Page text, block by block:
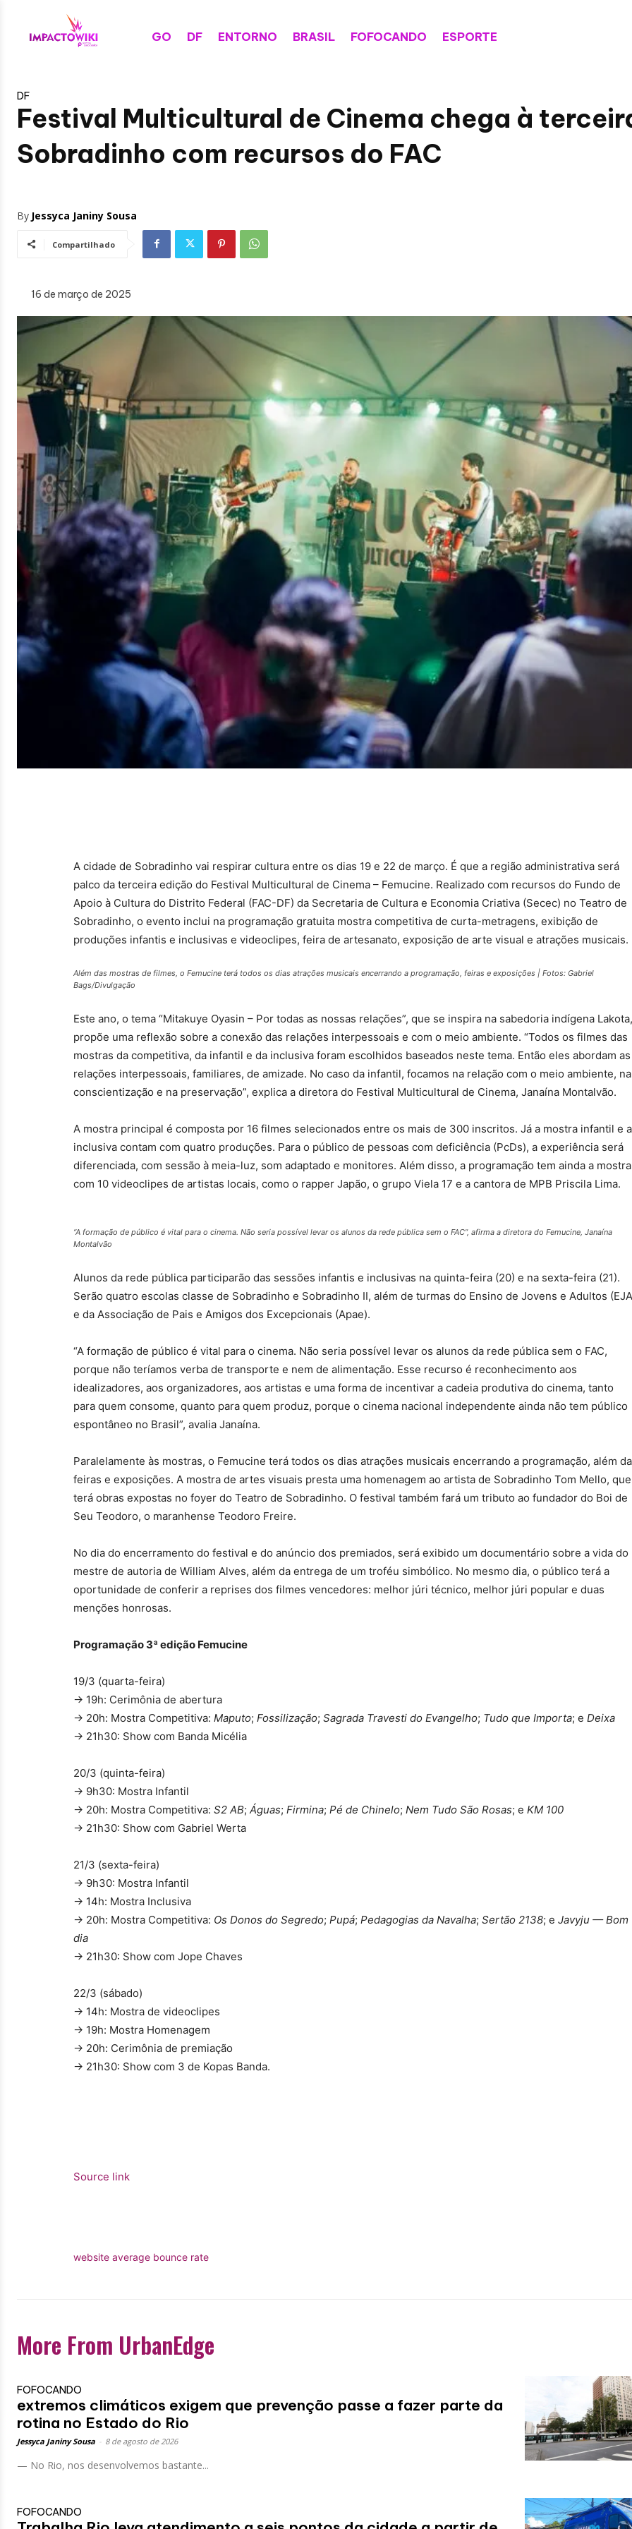
GO DF ENTORNO BRASIL FOFOCANDO ESPORTE
DF
Festival Multicultural de Cinema chega à
Sobradinho com recursos do FAC
By Jessyca Janiny Sousa
Compartilhado
16 de março de 2025
A cidade de Sobradinho vai respirar cultura entre os dias 19 e 22 de março. É que a região administrativa será
palco da terceira edição do Festival Multicultural de Cinema – Femucine. Realizado com recursos do Fundo de
Apoio à Cultura do Distrito Federal (FAC-DF) da Secretaria de Cultura e Economia Criativa (Secec) no Teatro de
Sobradinho, o evento inclui na programação gratuita mostra competitiva de curta-metragens, exibição de
produções infantis e inclusivas e videoclipes, feira de artesanato, exposição de arte visual e atrações musicais.
Além das mostras de filmes, o Femucine terá todos os dias atrações musicais encerrando a programação, feiras e exposições | Fotos: Gabriel
Bags/Divulgação
Este ano, o tema “Mitakuye Oyasin – Por todas as nossas relações”, que se inspira na sabedoria indígena Lakota,
propõe uma reflexão sobre a conexão das relações interpessoais e com o meio ambiente. “Todos os filmes das
mostras da competitiva, da infantil e da inclusiva foram escolhidos baseados neste tema. Então eles abordam as
relações interpessoais, familiares, de amizade. No caso da infantil, focamos na relação com o meio ambiente, na
conscientização e na preservação”, explica a diretora do Festival Multicultural de Cinema, Janaína Montalvão.
A mostra principal é composta por 16 filmes selecionados entre os mais de 300 inscritos. Já a mostra infantil e a
inclusiva contam com quatro produções. Para o público de pessoas com deficiência (PcDs), a experiência será
diferenciada, com sessão à meia-luz, som adaptado e monitores. Além disso, a programação tem ainda a mostra
com 10 videoclipes de artistas locais, como o rapper Japão, o grupo Viela 17 e a cantora de MPB Priscila Lima.
“A formação de público é vital para o cinema. Não seria possível levar os alunos da rede pública sem o FAC”, afirma a diretora do Femucine, Janaína
Montalvão
Alunos da rede pública participarão das sessões infantis e inclusivas na quinta-feira (20) e na sexta-feira (21).
Serão quatro escolas classe de Sobradinho e Sobradinho II, além de turmas do Ensino de Jovens e Adultos
e da Associação de Pais e Amigos dos Excepcionais (Apae).
“A formação de público é vital para o cinema. Não seria possível levar os alunos da rede pública sem o FAC,
porque não teríamos verba de transporte e nem de alimentação. Esse recurso é reconhecimento aos
idealizadores, aos organizadores, aos artistas e uma forma de incentivar a cadeia produtiva do cinema, tanto
para quem consome, quanto para quem produz, porque o cinema nacional independente ainda não tem público
espontâneo no Brasil”, avalia Janaína.
Paralelamente às mostras, o Femucine terá todos os dias atrações musicais encerrando a programação, além
feiras e exposições. A mostra de artes visuais presta uma homenagem ao artista de Sobradinho Tom Mello, que
terá obras expostas no foyer do Teatro de Sobradinho. O festival também fará um tributo ao fundador do Boi de
Seu Teodoro, o maranhense Teodoro Freire.
No dia do encerramento do festival e do anúncio dos premiados, será exibido um documentário sobre a vida do
mestre de autoria de William Alves, além da entrega de um troféu simbólico. No mesmo dia, o público terá a
oportunidade de conferir a reprises dos filmes vencedores: melhor júri técnico, melhor júri popular e duas
menções honrosas.
Programação 3ª edição Femucine
19/3 (quarta-feira)
→ 19h: Cerimônia de abertura
→ 20h: Mostra Competitiva: Maputo; Fossilização; Sagrada Travesti do Evangelho; Tudo que Importa; e Deixa
→ 21h30: Show com Banda Micélia
20/3 (quinta-feira)
→ 9h30: Mostra Infantil
→ 20h: Mostra Competitiva: S2 AB; Águas; Firmina; Pé de Chinelo; Nem Tudo São Rosas; e KM 100
→ 21h30: Show com Gabriel Werta
21/3 (sexta-feira)
→ 9h30: Mostra Infantil
→ 14h: Mostra Inclusiva
→ 20h: Mostra Competitiva: Os Donos do Segredo; Pupá; Pedagogias da Navalha; Sertão 2138; e Javyju — Bom
dia
→ 21h30: Show com Jope Chaves
22/3 (sábado)
→ 14h: Mostra de videoclipes
→ 19h: Mostra Homenagem
→ 20h: Cerimônia de premiação
→ 21h30: Show com 3 de Kopas Banda.
Source link
website average bounce rate
More From UrbanEdge
FOFOCANDO
extremos climáticos exigem que prevenção passe a fazer parte da
rotina no Estado do Rio
Jessyca Janiny Sousa 8 de agosto de 2026
— No Rio, nos desenvolvemos bastante...
FOFOCANDO